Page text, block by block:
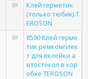
Клей герметик
(только тюбик) T
EROSON
8590 Клей герме
тик ремкомплек
т для вклейки а
втостекол в кор
обке TEROSON